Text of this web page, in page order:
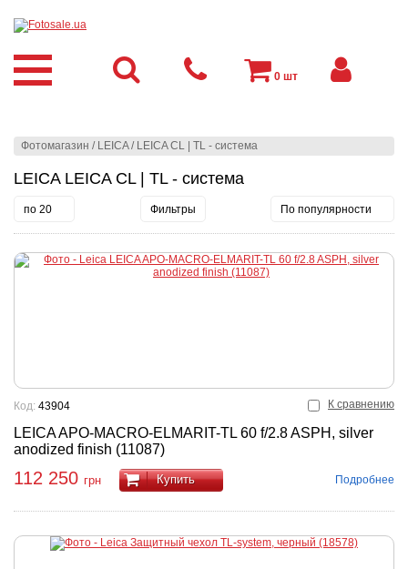
Фотомагазин / LEICA / LEICA CL | TL - система
LEICA LEICA CL | TL - система
по 20 Фильтры По популярности
К сравнению
LEICA APO-MACRO-ELMARIT-TL 60 f/2.8 ASPH, silver
anodized finish (11087)
Код: 43904
112 250 грн Купить Подробнее
0 шт